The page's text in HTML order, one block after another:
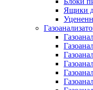
Ящики